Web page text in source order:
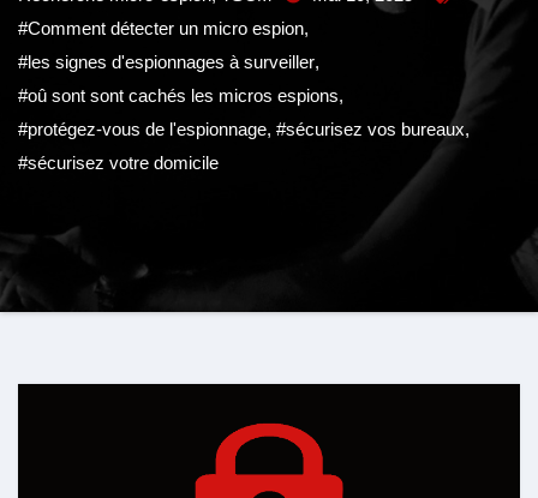
#Comment détecter un micro espion,
#les signes d'espionnages à surveiller,
#oû sont sont cachés les micros espions,
#protégez-vous de l'espionnage, #sécurisez vos bureaux,
#sécurisez votre domicile